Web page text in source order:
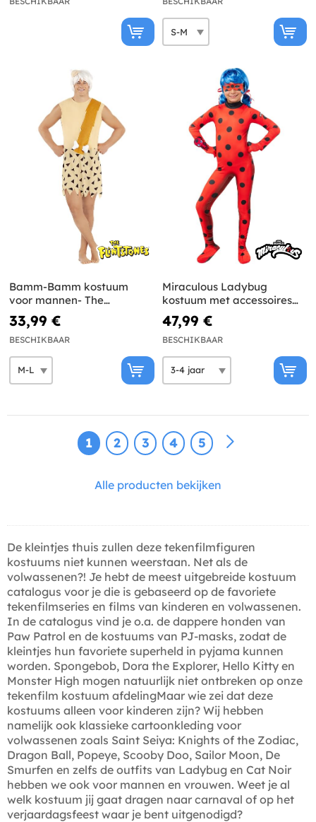
Bamm-Bamm kostuum
voor mannen- The
Flintstones
33,99 €
BESCHIKBAAR
Miraculous Ladybug
kostuum met accessoires
voor meisjes
47,99 €
BESCHIKBAAR
1 2 3 4 5
Alle producten bekijken
De kleintjes thuis zullen deze tekenfilmfiguren
kostuums niet kunnen weerstaan. Net als de
volwassenen?! Je hebt de meest uitgebreide kostuum
catalogus voor je die is gebaseerd op de favoriete
tekenfilmseries en films van kinderen en volwassenen.
In de catalogus vind je o.a. de dappere honden van
Paw Patrol en de kostuums van PJ-masks, zodat de
kleintjes hun favoriete superheld in pyjama kunnen
worden. Spongebob, Dora the Explorer, Hello Kitty en
Monster High mogen natuurlijk niet ontbreken op onze
tekenfilm kostuum afdelingMaar wie zei dat deze
kostuums alleen voor kinderen zijn? Wij hebben
namelijk ook klassieke cartoonkleding voor
volwassenen zoals Saint Seiya: Knights of the Zodiac,
Dragon Ball, Popeye, Scooby Doo, Sailor Moon, De
Smurfen en zelfs de outfits van Ladybug en Cat Noir
hebben we ook voor mannen en vrouwen. Weet je al
welk kostuum jij gaat dragen naar carnaval of op het
verjaardagsfeest waar je bent uitgenodigd?